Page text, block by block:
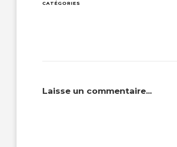
CATÉGORIES
Laisse un commentaire...